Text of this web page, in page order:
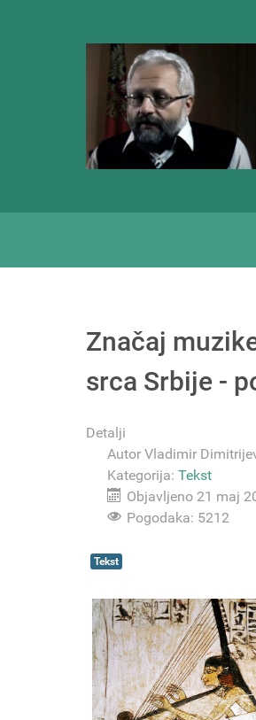
Značaj
srca Srbije -
Detalji
Autor Vladimir
Kategorija: Tekst
Objavljeno 21 maj
Pogodaka: 5212
Tekst